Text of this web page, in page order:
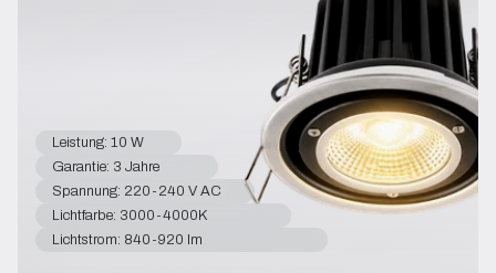
Leistung: 10 W
Garantie: 3 Jahre
Spannung: 220-240 V AC
Lichtfarbe: 3000-4000K
Lichtstrom: 840-920 lm